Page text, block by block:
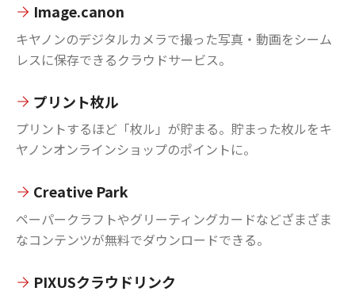
Image.canon
キヤノンのデジタルカメラで撮った写真・動画をシーム
レスに保存できるクラウドサービス。
プリント枚ル
プリントするほど「枚ル」が貯まる。貯まった枚ルをキ
ヤノンオンラインショップのポイントに。
Creative Park
ペーパークラフトやグリーティングカードなどざまざま
なコンテンツが無料でダウンロードできる。
PIXUSクラウドリンク